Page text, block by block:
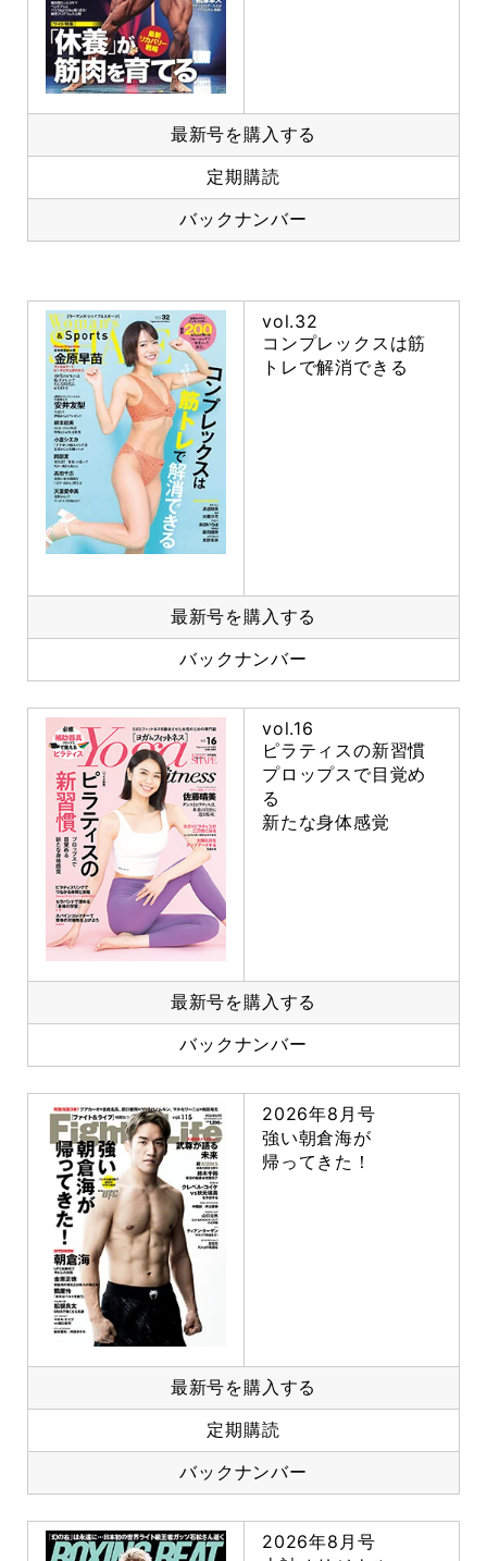
最新号を購入する
定期購読
バックナンバー
vol.32
コンプレックスは筋
トレで解消できる
最新号を購入する
バックナンバー
vol.16
ピラティスの新習慣
プロップスで目覚め
る
新たな身体感覚
最新号を購入する
バックナンバー
2026年8月号
強い朝倉海が
帰ってきた！
最新号を購入する
定期購読
バックナンバー
2026年8月号